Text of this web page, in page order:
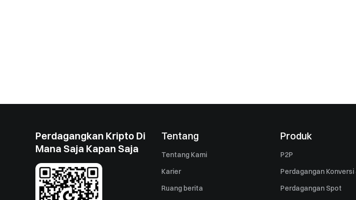
Perdagangkan Kripto Di
Mana Saja Kapan Saja
Tentang
Tentang Kami
Karier
Ruang berita
Produk
P2P
Perdagangan Konversi
Perdagangan Spot